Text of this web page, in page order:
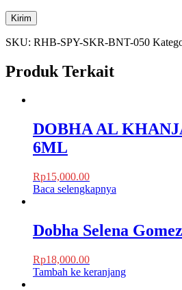
SKU: RHB-SPY-SKR-BNT-050
Produk Terkait
DOBHA AL
6ML
Rp15,000.00
Baca selengkapnya
Dobha Selena
Rp18,000.00
Tambah ke keranjang